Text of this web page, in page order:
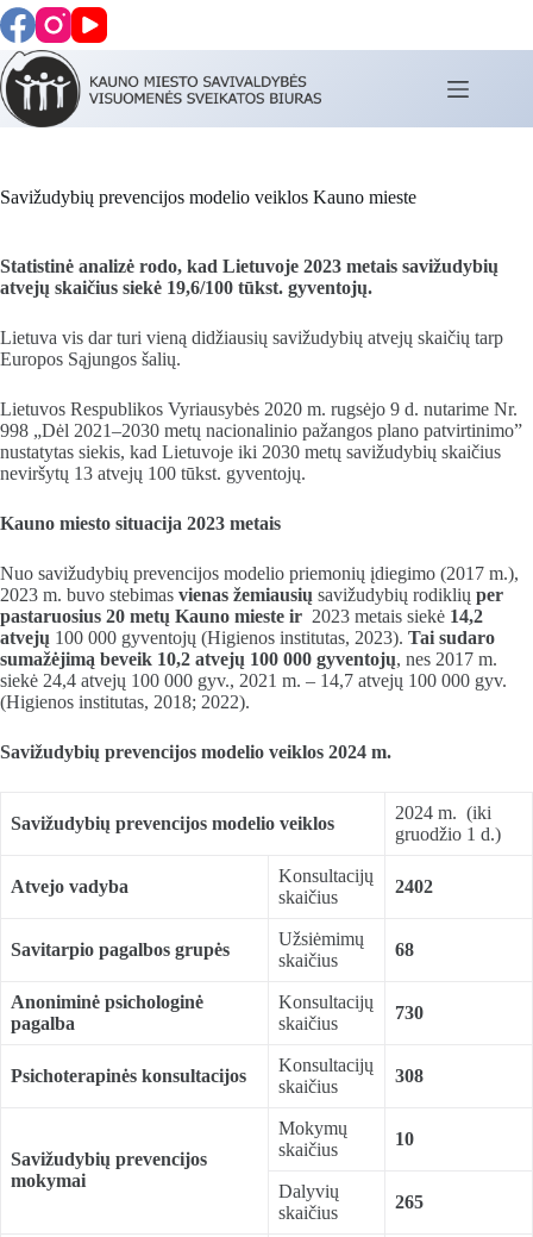
Skip
to
content
Savižudybių prevencijos modelio veiklos Kauno mieste
Statistinė analizė rodo, kad Lietuvoje 2023 metais savižudybių
atvejų skaičius siekė 19,6/100 tūkst. gyventojų.
Lietuva vis dar turi vieną didžiausių savižudybių atvejų skaičių tarp
Europos Sąjungos šalių.
Lietuvos Respublikos Vyriausybės 2020 m. rugsėjo 9 d. nutarime Nr.
998 „Dėl 2021–2030 metų nacionalinio pažangos plano patvirtinimo”
nustatytas siekis, kad Lietuvoje iki 2030 metų savižudybių skaičius
neviršytų 13 atvejų 100 tūkst. gyventojų.
Kauno miesto situacija 2023 metais
Nuo savižudybių prevencijos modelio priemonių įdiegimo (2017 m.),
2023 m. buvo stebimas vienas žemiausių savižudybių rodiklių per
pastaruosius 20 metų Kauno mieste ir 2023 metais siekė 14,2
atvejų 100 000 gyventojų (Higienos institutas, 2023). Tai sudaro
sumažėjimą beveik 10,2 atvejų 100 000 gyventojų, nes 2017 m.
siekė 24,4 atvejų 100 000 gyv., 2021 m. – 14,7 atvejų 100 000 gyv.
(Higienos institutas, 2018; 2022).
Savižudybių prevencijos modelio veiklos 2024 m.
Savižudybių prevencijos modelio veiklos
2024 m. (iki
gruodžio 1 d.)
Atvejo vadyba
Konsultacijų
skaičius
2402
Savitarpio pagalbos grupės
Užsiėmimų
skaičius
68
Anoniminė psichologinė
pagalba
Konsultacijų
skaičius
730
Psichoterapinės konsultacijos
Konsultacijų
skaičius
308
Savižudybių prevencijos
mokymai
Mokymų
skaičius
10
Dalyvių
skaičius
265